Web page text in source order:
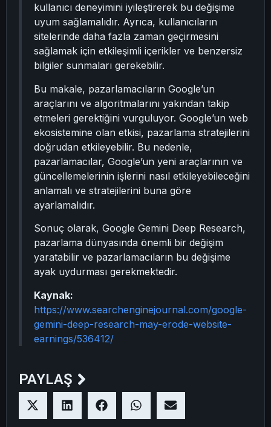
kullanıcı deneyimini iyileştirerek bu değişime
uyum sağlamalıdır. Ayrıca, kullanıcıların
sitelerinde daha fazla zaman geçirmesini
sağlamak için etkileşimli içerikler ve benzersiz
bilgiler sunmaları gerekebilir.
Bu makale, pazarlamacıların Google’un
araçlarını ve algoritmalarını yakından takip
etmeleri gerektiğini vurguluyor. Google’un web
ekosistemine olan etkisi, pazarlama stratejilerini
doğrudan etkileyebilir. Bu nedenle,
pazarlamacılar, Google’un yeni araçlarının ve
güncellemelerinin işlerini nasıl etkileyebileceğini
anlamalı ve stratejilerini buna göre
ayarlamalıdır.
Sonuç olarak, Google Gemini Deep Research,
pazarlama dünyasında önemli bir değişim
yaratabilir ve pazarlamacıların bu değişime
ayak uydurması gerekmektedir.
Kaynak:
https://www.searchenginejournal.com/google-
gemini-deep-research-may-erode-website-
earnings/536412/
PAYLAŞ